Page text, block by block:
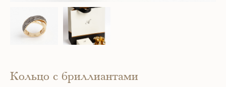
Кольцо с бриллиантами